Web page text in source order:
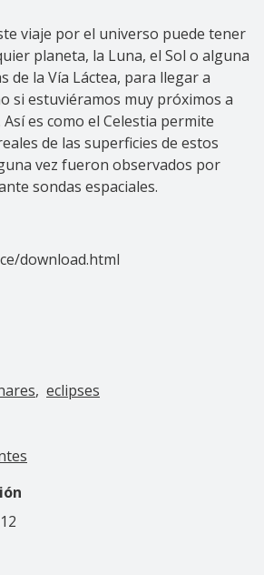
viaje por el universo puede tener
planeta, la Luna, el Sol o alguna
de la Vía Láctea, para llegar a
si estuviéramos muy próximos a
es como el Celestia permite
de las superficies de estos
vez fueron observados por
sondas espaciales.
download.html
eclipses